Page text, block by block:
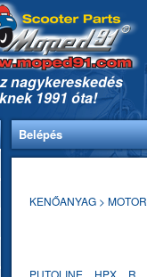
nagykereskedés
1991 óta!
Belépés
KENŐANYAG >
PUTOLINE HPX R